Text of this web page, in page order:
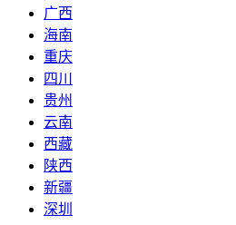
广西
海南
重庆
四川
贵州
云南
西藏
陕西
新疆
深圳